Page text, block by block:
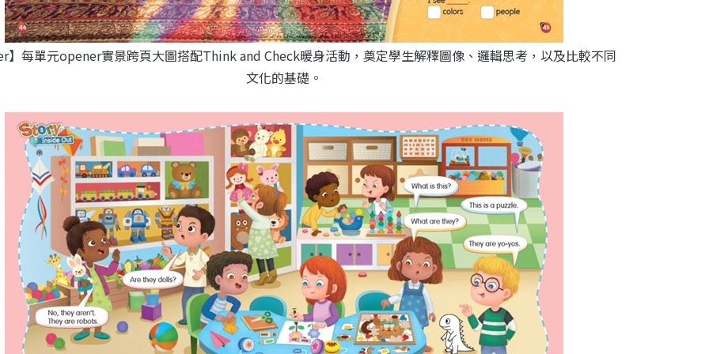
】每單元opener實景跨頁大圖搭配Think and Check暖身活動，奠定學生解釋圖像、邏輯思考，以及比較不同
文化的基礎。